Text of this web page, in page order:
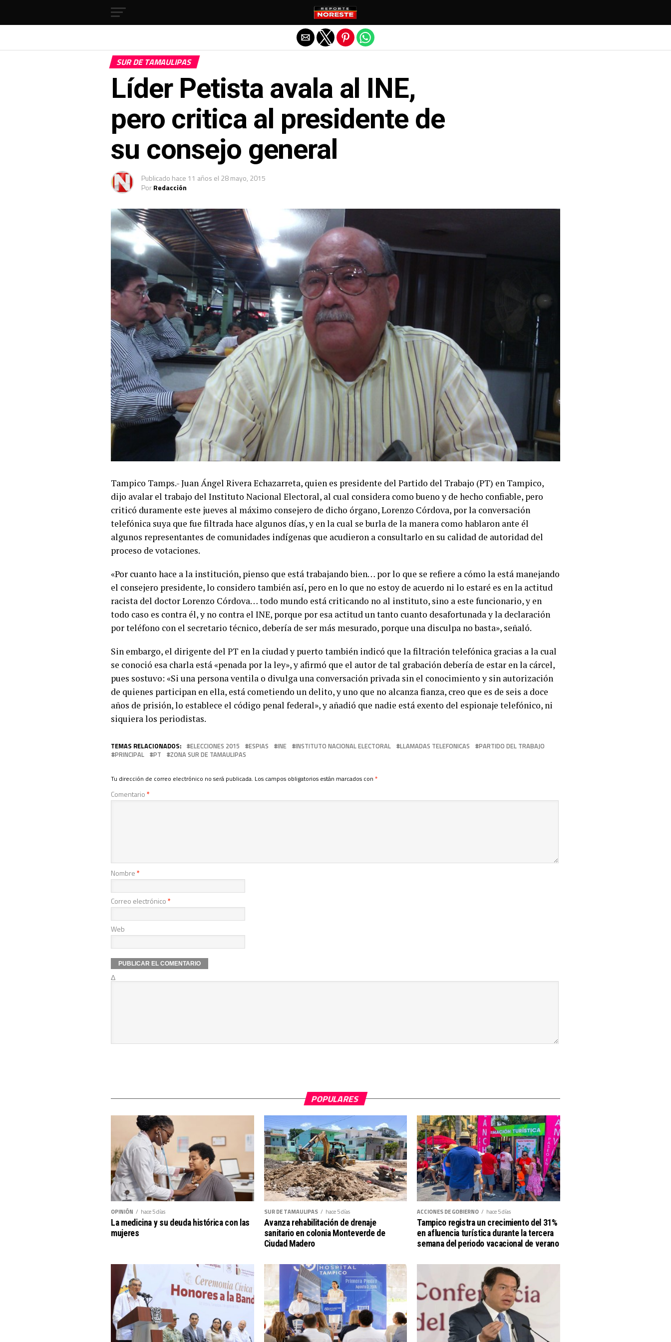
SUR DE TAMAULIPAS
Líder Petista avala al INE,
pero critica al presidente de
su consejo general
Publicado hace 11 años el 28 mayo, 2015
PorRedacción
Tampico Tamps.- Juan Ángel Rivera Echazarreta, quien es presidente del Partido del Trabajo (PT) en Tampico,
dijo avalar el trabajo del Instituto Nacional Electoral, al cual considera como bueno y de hecho confiable, pero
criticó duramente este jueves al máximo consejero de dicho órgano, Lorenzo Córdova, por la conversación
telefónica suya que fue filtrada hace algunos días, y en la cual se burla de la manera como hablaron ante él
algunos representantes de comunidades indígenas que acudieron a consultarlo en su calidad de autoridad del
proceso de votaciones.
«Por cuanto hace a la institución, pienso que está trabajando bien… por lo que se refiere a cómo la está manejando
el consejero presidente, lo considero también así, pero en lo que no estoy de acuerdo ni lo estaré es en la actitud
racista del doctor Lorenzo Córdova… todo mundo está criticando no al instituto, sino a este funcionario, y en
todo caso es contra él, y no contra el INE, porque por esa actitud un tanto cuanto desafortunada y la declaración
por teléfono con el secretario técnico, debería de ser más mesurado, porque una disculpa no basta», señaló.
Sin embargo, el dirigente del PT en la ciudad y puerto también indicó que la filtración telefónica gracias a la cual
se conoció esa charla está «penada por la ley», y afirmó que el autor de tal grabación debería de estar en la cárcel,
pues sostuvo: «Si una persona ventila o divulga una conversación privada sin el conocimiento y sin autorización
de quienes participan en ella, está cometiendo un delito, y uno que no alcanza fianza, creo que es de seis a doce
años de prisión, lo establece el código penal federal», y añadió que nadie está exento del espionaje telefónico, ni
siquiera los periodistas.
TEMAS RELACIONADOS: ELECCIONES 2015 ESPIAS INE INSTITUTO NACIONAL ELECTORAL LLAMADAS TELEFONICAS
PARTIDO DEL TRABAJO
PRINCIPAL
PT ZONA SUR DE TAMAULIPAS
Tu dirección de correo electrónico no será publicada. Los campos obligatorios están marcados con *
Comentario*
Nombre*
Correo electrónico*
Web
Δ
POPULARES
OPINIÓN hace 5 días
La medicina y su deuda histórica con las
mujeres
SUR DE TAMAULIPAS hace 5 días
Avanza rehabilitación de drenaje
sanitario en colonia Monteverde de
Ciudad Madero
ACCIONES DE GOBIERNO hace 5 días
Tampico registra un crecimiento del 31%
en afluencia turística durante la tercera
semana del periodo vacacional de verano
Salir de la versión móvil